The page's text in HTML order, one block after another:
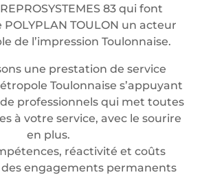
83 qui font
TOULON un acteur
de l’impression Toulonnaise.
une prestation de service
Toulonnaise s’appuyant
professionnels qui met toutes
à votre service, avec le sourire
en plus.
réactivité et coûts
engagements permanents